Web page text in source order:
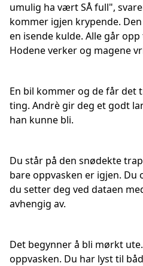
umulig ha vært SÅ full",
kommer igjen krypende.
en isende kulde. Alle går
Hodene verker og magene
En bil kommer og de får det
ting. Andrè gir deg et godt
han kunne bli.
Du står på den snødekte
bare oppvasken er igjen. Du
du setter deg ved dataen
avhengig av.
Det begynner å bli mørkt
oppvasken. Du har lyst til